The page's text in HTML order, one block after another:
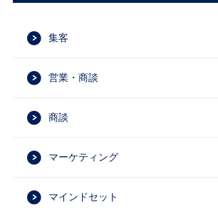
集客
営業・商談
商談
マーケティング
マインドセット